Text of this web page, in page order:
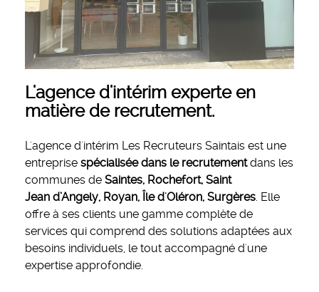
L'agence d'intérim experte en
matière de recrutement.
L'agence d'intérim Les Recruteurs Saintais est une
entreprise spécialisée dans le recrutementdans les
communes de Saintes, Rochefort, Saint
Jean d’Angely, Royan, Île d'Oléron, Surgères. Elle
offre à ses clients une gamme complète de
services qui comprend des solutions adaptées aux
besoins individuels, le tout accompagné d'une
expertise approfondie.